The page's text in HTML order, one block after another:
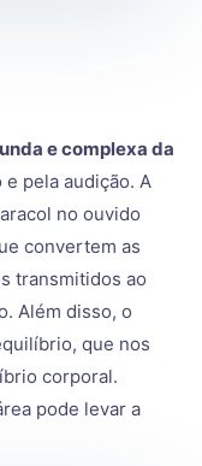
e complexa da
pela audição. A
no ouvido
convertem as
transmitidos ao
Além disso, o
que nos
corporal.
pode levar a